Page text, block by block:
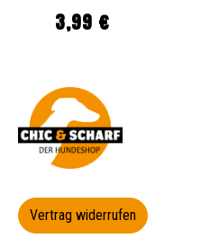
Regulärer Preis:
3,99 €
Vertrag widerrufen